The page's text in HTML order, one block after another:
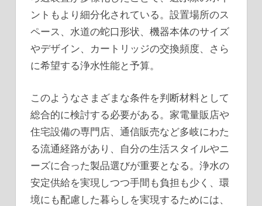
ントもより細分化されている。設置場所のス
ペース、水道の蛇口形状、機器本体のサイズ
やデザイン、カートリッジの交換頻度、さら
に希望する浄水性能と予算。
このようなさまざまな条件を判断材料として
総合的に検討する必要がある。家電量販店や
住宅設備の専門店、通信販売など多岐にわた
る流通経路があり、自分の生活スタイルやニ
ーズに合った製品選びが重要となる。浄水の
安定供給を実現しつつ手間も負担も少く、環
境にも配慮した暮らしを実現するためには、